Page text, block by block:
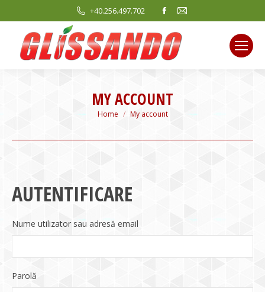
+40.256.497.702
Facebook
opens
in
new
Mail
new
MY ACCOUNT
You are here:
Home My account
AUTENTIFICARE
Nume utilizator sau adresă email
Parolă